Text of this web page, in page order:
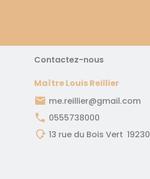
Contactez-nous
Maître Louis Reillier
email me.reillier@gmail.com
phone 0555738000
mode_of_travel 13 rue du Bois Vert